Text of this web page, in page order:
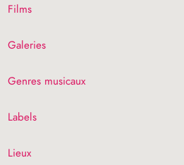
Films
Galeries
Genres musicaux
Labels
Lieux